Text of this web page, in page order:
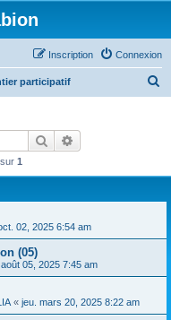
Connexion
Inscription
participatif
r
Rechercher
sur 1
02, 2025 6:54 am
(05)
05, 2025 7:45 am
« jeu. mars 20, 2025 8:22 am